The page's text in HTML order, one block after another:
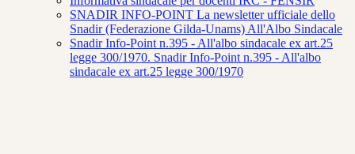
SNADIR INFO-POINT La newsletter ufficiale dello
Snadir (Federazione Gilda-Unams) All'Albo Sindacale
Snadir Info-Point n.395 - All'albo sindacale ex art.25
legge 300/1970. Snadir Info-Point n.395 - All'albo
sindacale ex art.25 legge 300/1970